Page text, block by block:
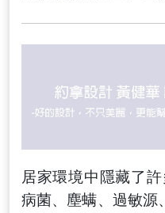
居家環境中隱藏了
病菌、塵螨、過敏源